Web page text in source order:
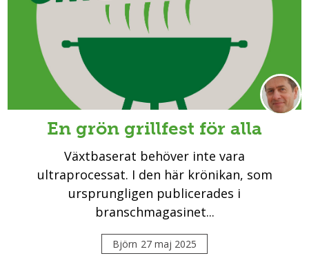
En grön grillfest för alla
Växtbaserat behöver inte vara
ultraprocessat. I den här krönikan, som
ursprungligen publicerades i
branschmagasinet...
Björn 27 maj 2025